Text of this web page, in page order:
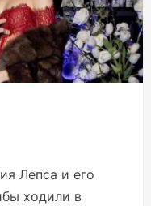
Лепса и его
ходили в